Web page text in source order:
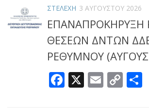
ΣΤΕΛΕΧΗ 3 ΑΥΓΟΎΣΤΟΥ 2026
ΕΠΑΝΑΠΡΟΚΗΡΥΞΗ
ΘΕΣΕΩΝ ΔΝΤΩΝ
ΡΕΘΥΜΝΟΥ
Facebook
X Email
Copy